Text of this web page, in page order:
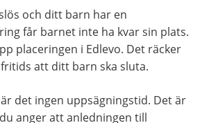
och ditt barn har en
får barnet inte ha kvar sin plats.
placeringen i Edlevo. Det räcker
att ditt barn ska sluta.
det ingen uppsägningstid. Det är
anger att anledningen till